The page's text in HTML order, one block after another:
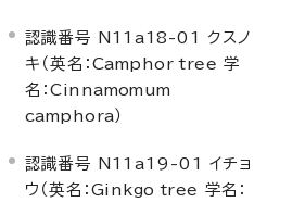
認識番号 N11a18-01 クスノ
キ（英名： Camphor tree 学
名：Cinnamomum
camphora）
認識番号 N11a19-01 イチョ
ウ（英名： Ginkgo tree 学名：